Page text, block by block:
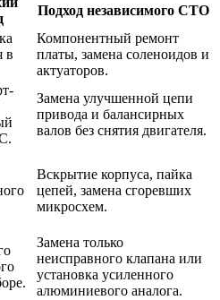
Подход независимого СТО
в
Компонентный ремонт
платы, замена соленоидов и
актуаторов.
Замена улучшенной цепи
привода и балансирных
валов без снятия двигателя.
Вскрытие корпуса, пайка
цепей, замена сгоревших
микросхем.
Замена только
неисправного клапана или
установка усиленного
алюминиевого аналога.